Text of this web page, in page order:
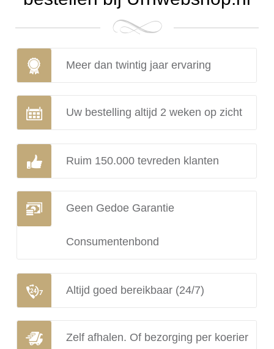
Meer dan twintig jaar ervaring
Uw bestelling altijd 2 weken op zicht
Ruim 150.000 tevreden klanten
Geen Gedoe Garantie
Consumentenbond
Altijd goed bereikbaar (24/7)
Zelf afhalen. Of bezorging per koerier